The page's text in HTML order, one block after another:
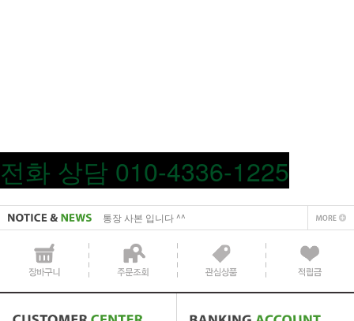
전화 상담 010-4336-1225
통장 사본 입니다 ^^
통장 사본 입니다 ^^